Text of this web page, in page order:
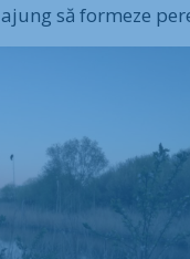
să formeze